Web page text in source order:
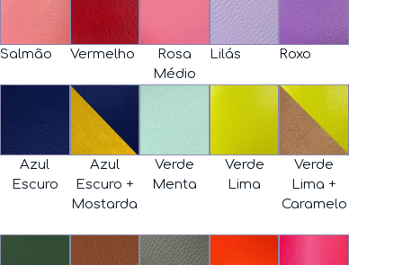
Salmão Vermelho
Rosa
Médio
Lilás Roxo
Azul
Escuro
Azul
Escuro +
Mostarda
Verde
Menta
Verde
Lima
Verde
Lima +
Caramelo